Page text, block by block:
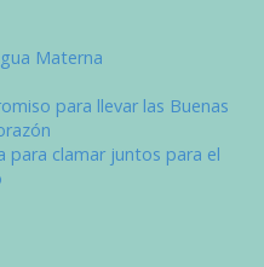
Materna
para llevar las Buenas
para clamar juntos para el